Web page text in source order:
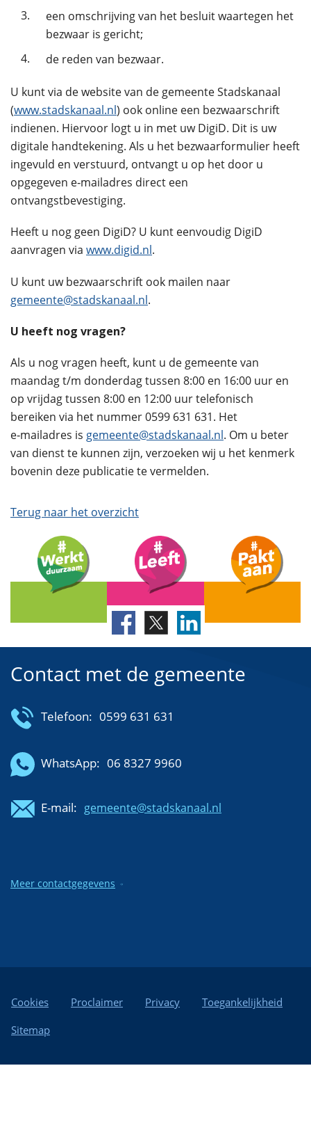
3.
een omschrijving van het besluit waartegen het
bezwaar is gericht;
4.
de reden van bezwaar.
U kunt via de website van de gemeente Stadskanaal
(www.stadskanaal.nl) ook online een bezwaarschrift
indienen. Hiervoor logt u in met uw DigiD. Dit is uw
digitale handtekening. Als u het bezwaarformulier heeft
ingevuld en verstuurd, ontvangt u op het door u
opgegeven e‑mailadres direct een
ontvangstbevestiging.
Heeft u nog geen DigiD? U kunt eenvoudig DigiD
aanvragen via www.digid.nl.
U kunt uw bezwaarschrift ook mailen naar
gemeente@stadskanaal.nl.
U heeft nog vragen?
Als u nog vragen heeft, kunt u de gemeente van
maandag t/m donderdag tussen 8:00 en 16:00 uur en
op vrijdag tussen 8:00 en 12:00 uur telefonisch
bereiken via het nummer 0599 631 631. Het
e‑mailadres is gemeente@stadskanaal.nl. Om u beter
van dienst te kunnen zijn, verzoeken wij u het kenmerk
bovenin deze publicatie te vermelden.
Terug naar het overzicht
Contact met de gemeente
Telefoon: 0599 631 631
WhatsApp: 06 8327 9960
E-mail: gemeente@stadskanaal.nl
Meer contactgegevens
Cookies Proclaimer Privacy
Toegankelijkheid
Sitemap